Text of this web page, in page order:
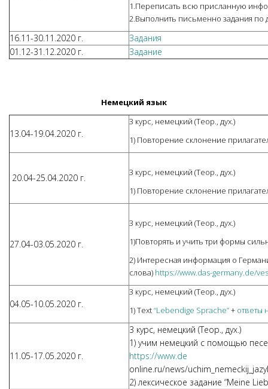
1.Переписать всю присланную
2.Выполнить письменно задания по
16.11-30.11.2020 г.
Задания
01.12-31.12.2020 г.
Задание
Немецкий язык
13.04-19.04.2020 г.
3 курс, немецкий (Теор., дух.)
1) Повторение склонение
20.04-25.04.2020 г.
3 курс, немецкий (Теор., дух.)
1) Повторение склонение
27.04-03.05.2020 г.
3 курс, немецкий (Теор., дух.)
1)Повторять и учить три формы
2) Интересная информация о
слова) https://www.das-germany.de/
04.05-10.05.2020 г.
3 курс, немецкий (Теор., дух.)
1) Text“Lebendige Sprache”+ ответы
11.05-17.05.2020 г.
3 курс, немецкий (Теор., дух.)
1) учим немецкий с помощью
https://www.de
online.ru/news/
2) лексическое задание “Meine